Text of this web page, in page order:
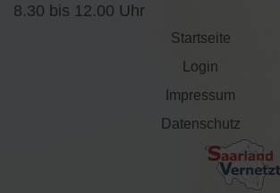
8.30 bis 12.00 Uhr
Startseite
Login
Impressum
Datenschutz